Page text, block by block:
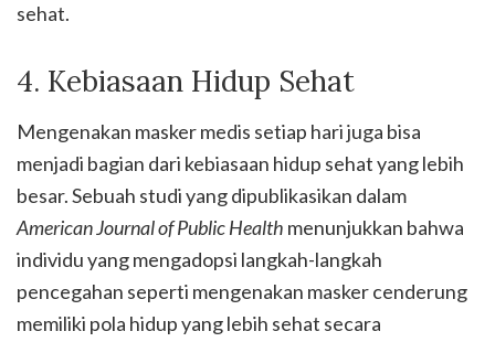
sehat.
4. Kebiasaan Hidup Sehat
Mengenakan masker medis setiap hari juga bisa
menjadi bagian dari kebiasaan hidup sehat yang lebih
besar. Sebuah studi yang dipublikasikan dalam
American Journal of Public Health menunjukkan bahwa
individu yang mengadopsi langkah-langkah
pencegahan seperti mengenakan masker cenderung
memiliki pola hidup yang lebih sehat secara